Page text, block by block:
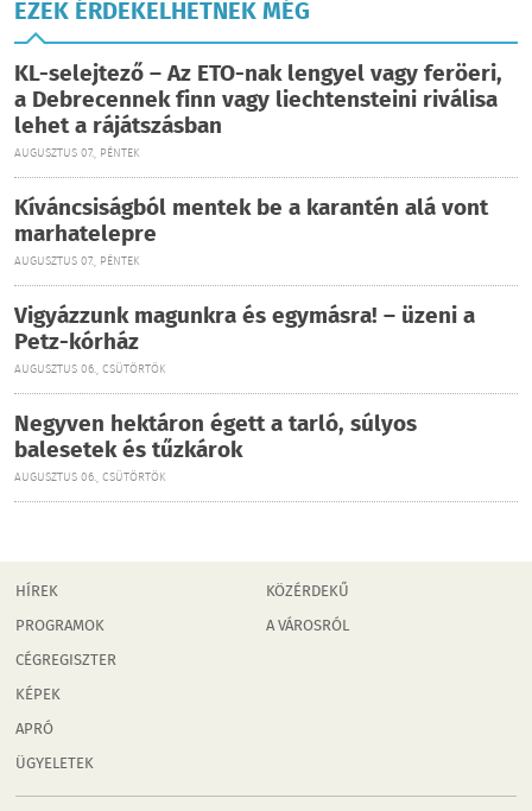
EZEK ÉRDEKELHETNEK MÉG
KL-selejtező – Az ETO-nak lengyel vagy feröeri,
a Debrecennek finn vagy liechtensteini riválisa
lehet a rájátszásban
AUGUSZTUS 07., PÉNTEK
Kíváncsiságból mentek be a karantén alá vont
marhatelepre
AUGUSZTUS 07., PÉNTEK
Vigyázzunk magunkra és egymásra! – üzeni a
Petz-kórház
AUGUSZTUS 06., CSÜTÖRTÖK
Negyven hektáron égett a tarló, súlyos
balesetek és tűzkárok
AUGUSZTUS 06., CSÜTÖRTÖK
HÍREK
PROGRAMOK
CÉGREGISZTER
KÉPEK
APRÓ
ÜGYELETEK
KÖZÉRDEKŰ
A VÁROSRÓL